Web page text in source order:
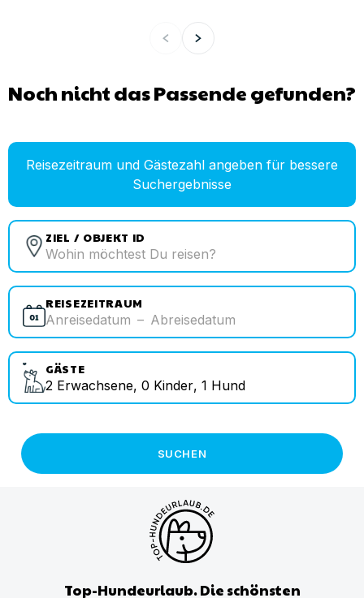
Noch nicht das Passende gefunden?
Reisezeitraum und Gästezahl angeben für bessere
Suchergebnisse
ZIEL / OBJEKT ID
REISEZEITRAUM
Anreisedatum – Abreisedatum
GÄSTE
2 Erwachsene, 0 Kinder, 1 Hund
SUCHEN
Top-Hundeurlaub. Die schönsten